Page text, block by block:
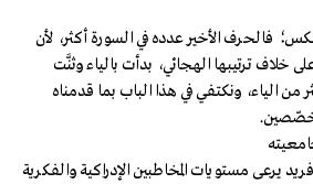
فالحرف الأخير عدده في السورة أكثر، لأن
خلاف ترتيبها الهجائي، بدأت بالياء وثنَّت
الياء، ونكتفي في هذا الباب بما قدمناه
يرعى مستويات المخاطبين الإدراكية والفكرية